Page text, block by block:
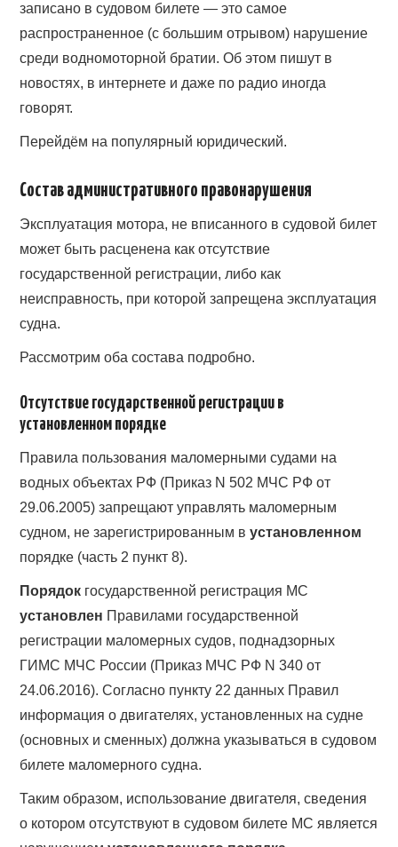
записано в судовом билете — это самое
распространенное (с большим отрывом) нарушение
среди водномоторной братии. Об этом пишут в
новостях, в интернете и даже по радио иногда
говорят.
Перейдём на популярный юридический.
Состав административного правонарушения
Эксплуатация мотора, не вписанного в судовой билет
может быть расценена как отсутствие
государственной регистрации, либо как
неисправность, при которой запрещена эксплуатация
судна.
Рассмотрим оба состава подробно.
Отсутствие государственной регистрации в
установленном порядке
Правила пользования маломерными судами на
водных объектах РФ (Приказ N 502 МЧС РФ от
29.06.2005) запрещают управлять маломерным
судном, не зарегистрированным вустановленном
порядке (часть 2 пункт 8).
Порядок государственной регистрация МС
установлен Правилами государственной
регистрации маломерных судов, поднадзорных
ГИМС МЧС России (Приказ МЧС РФ N 340 от
24.06.2016). Согласно пункту 22 данных Правил
информация о двигателях, установленных на судне
(основных и сменных) должна указываться в судовом
билете маломерного судна.
Таким образом, использование двигателя, сведения
о котором отсутствуют в судовом билете МС является